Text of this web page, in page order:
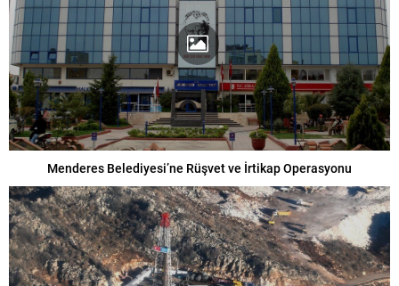
Menderes Belediyesi’ne Rüşvet ve İrtikap Operasyonu